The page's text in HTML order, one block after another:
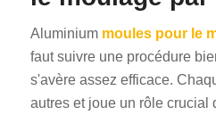
Aluminium moules pour le
faut suivre une procédure
s'avère assez efficace.
autres et joue un rôle crucial